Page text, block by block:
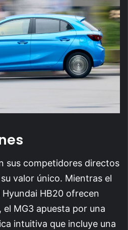
sus competidores directos
valor único. Mientras el
HB20 ofrecen
MG3 apuesta por una
intuitiva que incluye una